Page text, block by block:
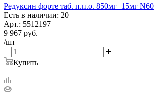
Редуксин форте таб. п.п.о. 850мг+15мг N60
Есть в наличии: 20
Арт.: 5512197
9 967 руб.
/шт
Купить